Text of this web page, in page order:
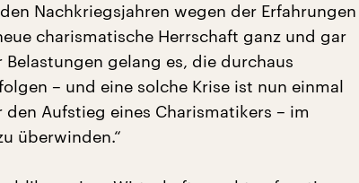
Nachkriegsjahren wegen der Erfahrungen
charismatische Herrschaft ganz und gar
gelang es, die durchaus
– und eine solche Krise ist nun einmal
Aufstieg eines Charismatikers – im
überwinden.“